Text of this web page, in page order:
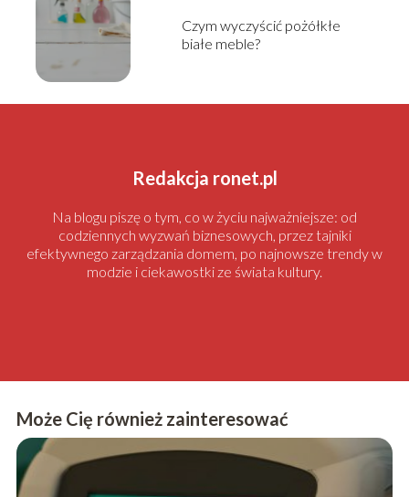
Czym wyczyścić pożółkłe
białe meble?
Redakcja ronet.pl
Na blogu piszę o tym, co w życiu najważniejsze: od
codziennych wyzwań biznesowych, przez tajniki
efektywnego zarządzania domem, po najnowsze trendy w
modzie i ciekawostki ze świata kultury.
Może Cię również zainteresować